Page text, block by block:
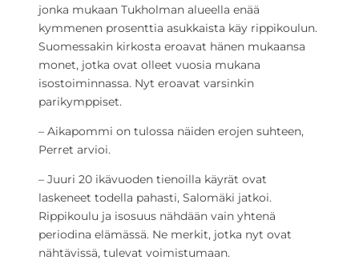
jonka mukaan Tukholman alueella enää
kymmenen prosenttia asukkaista käy rippikoulun.
Suomessakin kirkosta eroavat hänen mukaansa
monet, jotka ovat olleet vuosia mukana
isostoiminnassa. Nyt eroavat varsinkin
parikymppiset.
– Aikapommi on tulossa näiden erojen suhteen,
Perret arvioi.
– Juuri 20 ikävuoden tienoilla käyrät ovat
laskeneet todella pahasti, Salomäki jatkoi.
Rippikoulu ja isosuus nähdään vain yhtenä
periodina elämässä. Ne merkit, jotka nyt ovat
nähtävissä, tulevat voimistumaan.